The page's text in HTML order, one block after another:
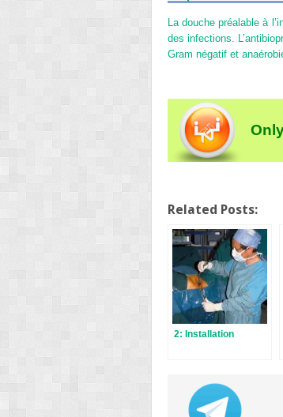
La douche préalable à
des infections.
Gram négatif et
Related Posts:
2: Installation